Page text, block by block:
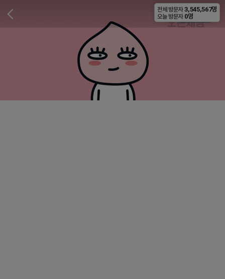
비공개
전체 방문자 3,545,567명
오늘 방문자 0명